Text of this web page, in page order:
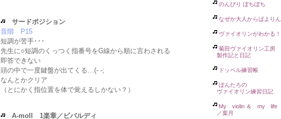
サードポジション
音階 P15
短調が苦手･･･
先生に○短調のくっつく指番号をG線から順に言わされる
即答できない
頭の中で一度鍵盤が出てくる…(- -;
なんとかクリア
（とにかく指位置を体で覚えるしかない？）
A-moll 1楽章／ビバルディ
のんびり ぼちぼち
なぜか大人からばよりん
ヴァイオリンがわかる！
菊田ヴァイオリン工房
製作記と日記
ドッペル練習帳
ぼんたろの
ヴァイオリン練習日記
My violin ＆ my life
／葉月